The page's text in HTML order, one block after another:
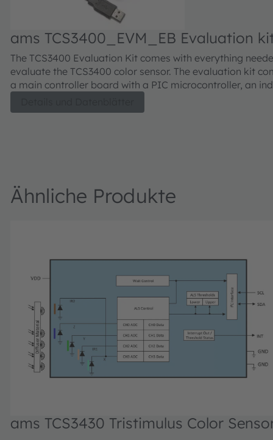
ams TCS3400_EVM_EB Evaluation
The TCS3400 Evaluation Kit comes with everything
evaluate the TCS3400 color sensor. The evaluation kit
a main controller board with a PIC microcontroller, an
daughter card, "plug-n-play" USB HID class drivers,
Ähnliche Produkte
ams TCS3430 Tristimulus Color